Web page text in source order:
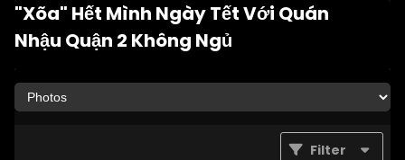
"Xõa" Hết Mình Ngày Tết Với Quán
Nhậu Quận 2 Không Ngủ
Filter